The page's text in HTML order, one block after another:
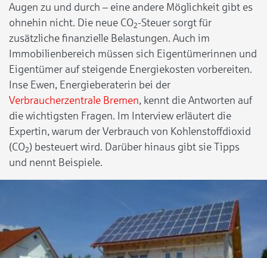
Augen zu und durch – eine andere Möglichkeit gibt es
ohnehin nicht. Die neue CO2-Steuer sorgt für
zusätzliche finanzielle Belastungen. Auch im
Immobilienbereich müssen sich Eigentümerinnen und
Eigentümer auf steigende Energiekosten vorbereiten.
Inse Ewen, Energieberaterin bei der
Verbraucherzentrale Bremen, kennt die Antworten auf
die wichtigsten Fragen. Im Interview erläutert die
Expertin, warum der Verbrauch von Kohlenstoffdioxid
(CO2) besteuert wird. Darüber hinaus gibt sie Tipps
und nennt Beispiele.